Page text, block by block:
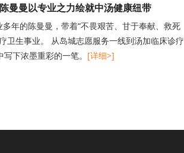
曼曼以专业之力绘就中汤健康纽带
年的陈曼曼，带着“不畏艰苦、甘于奉献、救死
卫生事业。 从岛城志愿服务一线到汤加临床诊疗
下浓墨重彩的一笔。 [详细>]